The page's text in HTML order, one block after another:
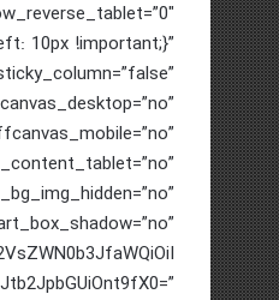
10px !important;}”